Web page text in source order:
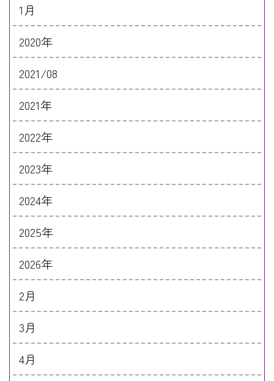
1月
2020年
2021/08
2021年
2022年
2023年
2024年
2025年
2026年
2月
3月
4月